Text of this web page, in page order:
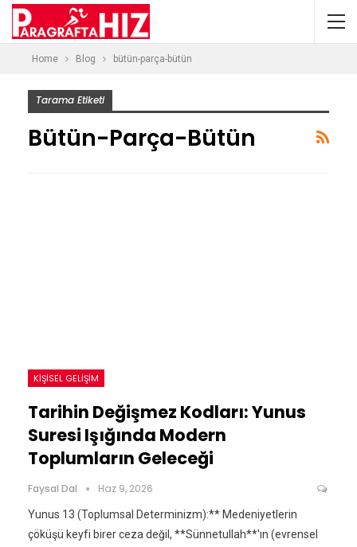
Home Blog bütün-parça-bütün
Tarama Etiketi
Bütün-Parça-Bütün
KIŞISEL GELIŞIM
Tarihin Değişmez Kodları: Yunus
Suresi Işığında Modern
Toplumların Geleceği
Faysal Dal Haz 9, 2026
Yunus 13 (Toplumsal Determinizm):** Medeniyetlerin
çöküşü keyfi birer ceza değil, **Sünnetullah**'ın (evrensel